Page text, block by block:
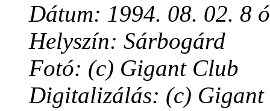
Dátum: 1994. 08. 02. 8
Helyszín: Sárbogárd
Fotó: (c) Gigant Club
Digitalizálás: (c) Gigant